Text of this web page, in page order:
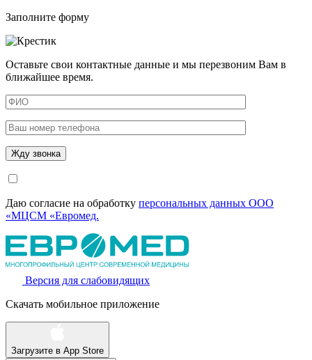
Заполните форму
Оставьте свои контактные данные и мы перезвоним Вам в
ближайшее время.
Даю согласие на обработку персональных данных ООО
«МЦСМ «Евромед.
Версия для слабовидящих
Скачать мобильное приложение
Загрузите в App Store